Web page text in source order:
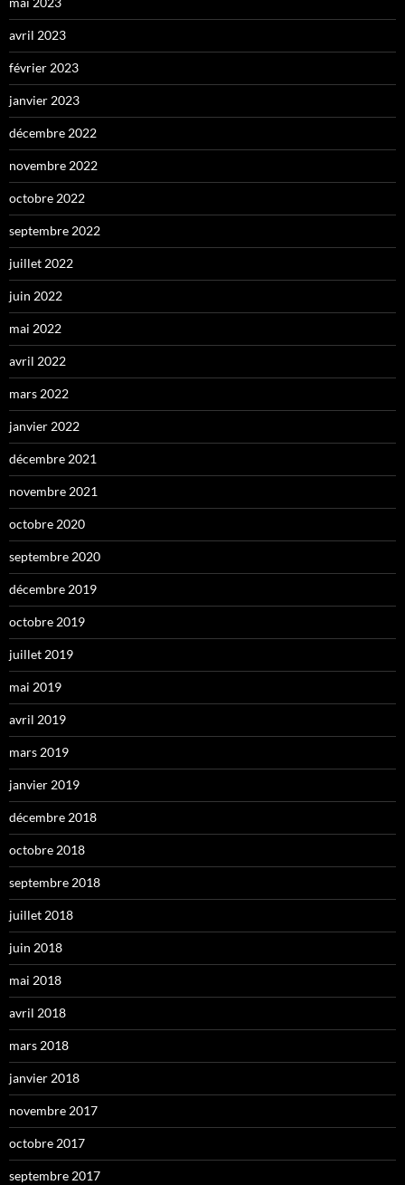
avril 2023
février 2023
janvier 2023
décembre 2022
novembre 2022
octobre 2022
septembre 2022
juillet 2022
juin 2022
mai 2022
avril 2022
mars 2022
janvier 2022
décembre 2021
novembre 2021
octobre 2020
septembre 2020
décembre 2019
octobre 2019
juillet 2019
mai 2019
avril 2019
mars 2019
janvier 2019
décembre 2018
octobre 2018
septembre 2018
juillet 2018
juin 2018
mai 2018
avril 2018
mars 2018
janvier 2018
novembre 2017
octobre 2017
septembre 2017